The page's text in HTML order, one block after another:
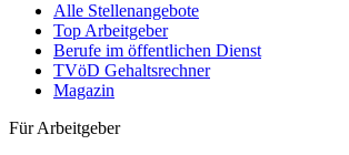
Alle Stellenangebote
Top Arbeitgeber
Berufe im öffentlichen Dienst
TVöD Gehaltsrechner
Magazin
Für Arbeitgeber